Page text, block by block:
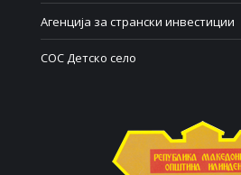
Агенција за странски инвестиции
СОС Детско село